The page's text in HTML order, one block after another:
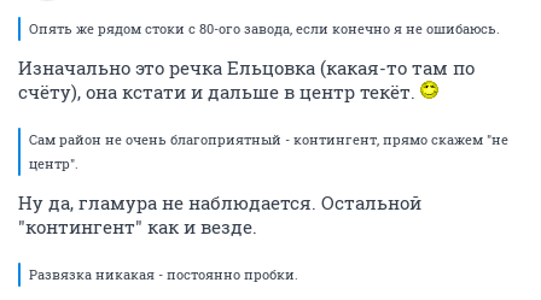
Опять же рядом стоки с 80-ого завода, если конечно я не ошибаюсь.
Изначально это речка Ельцовка (какая-то там по
счёту), она кстати и дальше в центр текёт.
Сам район не очень благоприятный - контингент, прямо скажем "не
центр".
Ну да, гламура не наблюдается. Остальной
"контингент" как и везде.
Развязка никакая - постоянно пробки.